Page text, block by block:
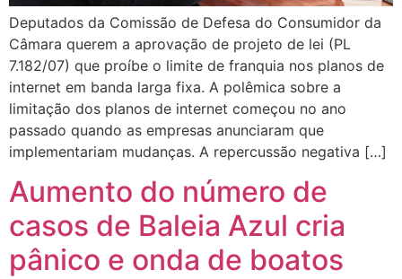
Deputados da Comissão de Defesa do Consumidor da
Câmara querem a aprovação de projeto de lei (PL
7.182/07) que proíbe o limite de franquia nos planos de
internet em banda larga fixa. A polêmica sobre a
limitação dos planos de internet começou no ano
passado quando as empresas anunciaram que
implementariam mudanças. A repercussão negativa […]
Aumento do número de
casos de Baleia Azul cria
pânico e onda de boatos